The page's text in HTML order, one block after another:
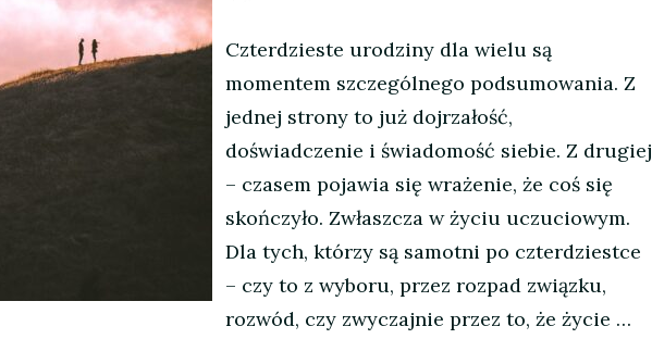
Czterdzieste urodziny dla wielu są
momentem szczególnego podsumowania. Z
jednej strony to już dojrzałość,
doświadczenie i świadomość siebie. Z drugiej
– czasem pojawia się wrażenie, że coś się
skończyło. Zwłaszcza w życiu uczuciowym.
Dla tych, którzy są samotni po czterdziestce
– czy to z wyboru, przez rozpad związku,
rozwód, czy zwyczajnie przez to, że życie …